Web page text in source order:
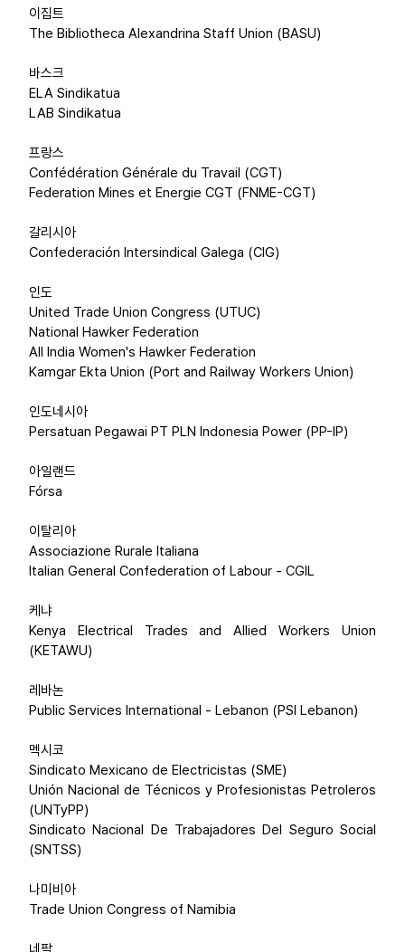
이집트
The Bibliotheca Alexandrina Staff Union (BASU)
바스크
ELA Sindikatua
LAB Sindikatua
프랑스
Confédération Générale du Travail (CGT)
Federation Mines et Energie CGT (FNME-CGT)
갈리시아
Confederación Intersindical Galega (CIG)
인도
United Trade Union Congress (UTUC)
National Hawker Federation
All India Women's Hawker Federation
Kamgar Ekta Union (Port and Railway Workers Union)
인도네시아
Persatuan Pegawai PT PLN Indonesia Power (PP-IP)
아일랜드
Fórsa
이탈리아
Associazione Rurale Italiana
Italian General Confederation of Labour - CGIL
케냐
Kenya Electrical Trades and Allied Workers Union
(KETAWU)
레바논
Public Services International - Lebanon (PSI Lebanon)
멕시코
Sindicato Mexicano de Electricistas (SME)
Unión Nacional de Técnicos y Profesionistas Petroleros
(UNTyPP)
Sindicato Nacional De Trabajadores Del Seguro Social
(SNTSS)
나미비아
Trade Union Congress of Namibia